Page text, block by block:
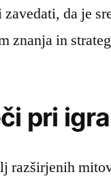
da je
znanja in
pri
razširjenih